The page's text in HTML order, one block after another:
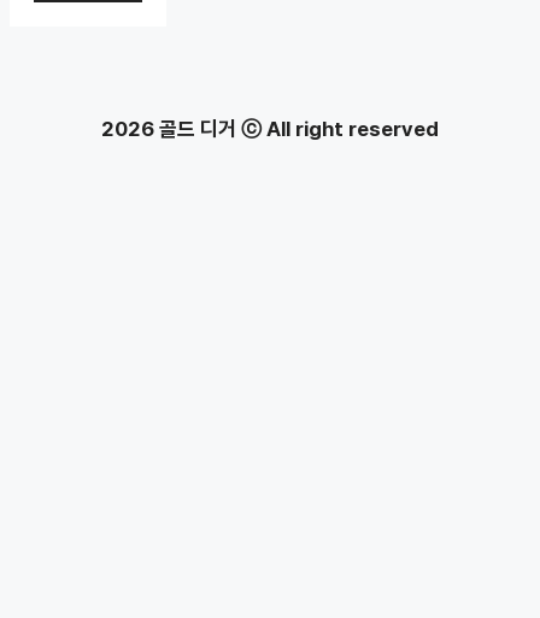
2026 골드 디거 ⓒ All right reserved